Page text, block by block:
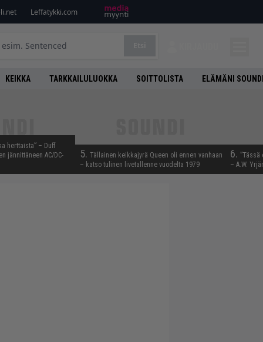
Leffatykki.com
KEIKKA TARKKAILULUOKKA SOITTOLISTA ELÄMÄNI
herttaista” – Duff
jännittäneen AC/DC-
5. Tällainen keikkajyrä Queen oli ennen vanhaan
– katso tulinen livetallenne vuodelta 1979
6. ”Tässä
– A.W.